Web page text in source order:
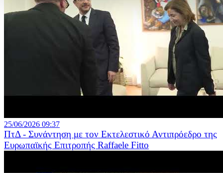
25/06/2026 09:37
ΠτΔ - Συνάντηση με τον Εκτελεστικό Αντιπρόεδρο της
Ευρωπαϊκής Επιτροπής Raffaele Fitto